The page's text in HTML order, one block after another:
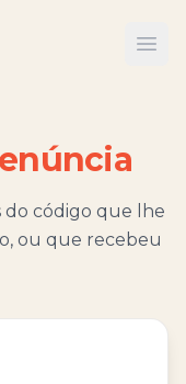
do código que lhe
ou que recebeu